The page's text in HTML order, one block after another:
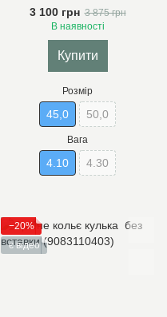
3 100 грн 3 875 грн
В наявності
Купити
Розмір
45,0 50,0
Вага
4.10 4.30
−20%
є відео